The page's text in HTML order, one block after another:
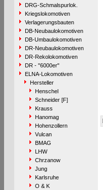
DRG-Schmalspurlok.
Kriegslokomotiven
Verlagerungsbauten
DB-Neubaulokomotiven
DB-Umbaulokomotiven
DR-Neubaulokomotiven
DR-Rekolokomotiven
DR - "6000er"
ELNA-Lokomotiven
Hersteller
Henschel
Schneider [F]
Krauss
Hanomag
Hohenzollern
Vulcan
BMAG
LHW
Chrzanow
Jung
Karlsruhe
O & K